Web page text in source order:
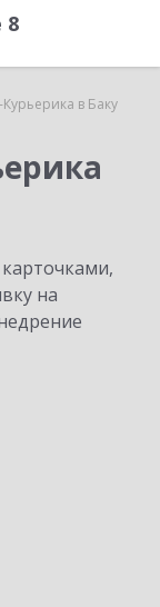
8
Курьерика в Баку
на